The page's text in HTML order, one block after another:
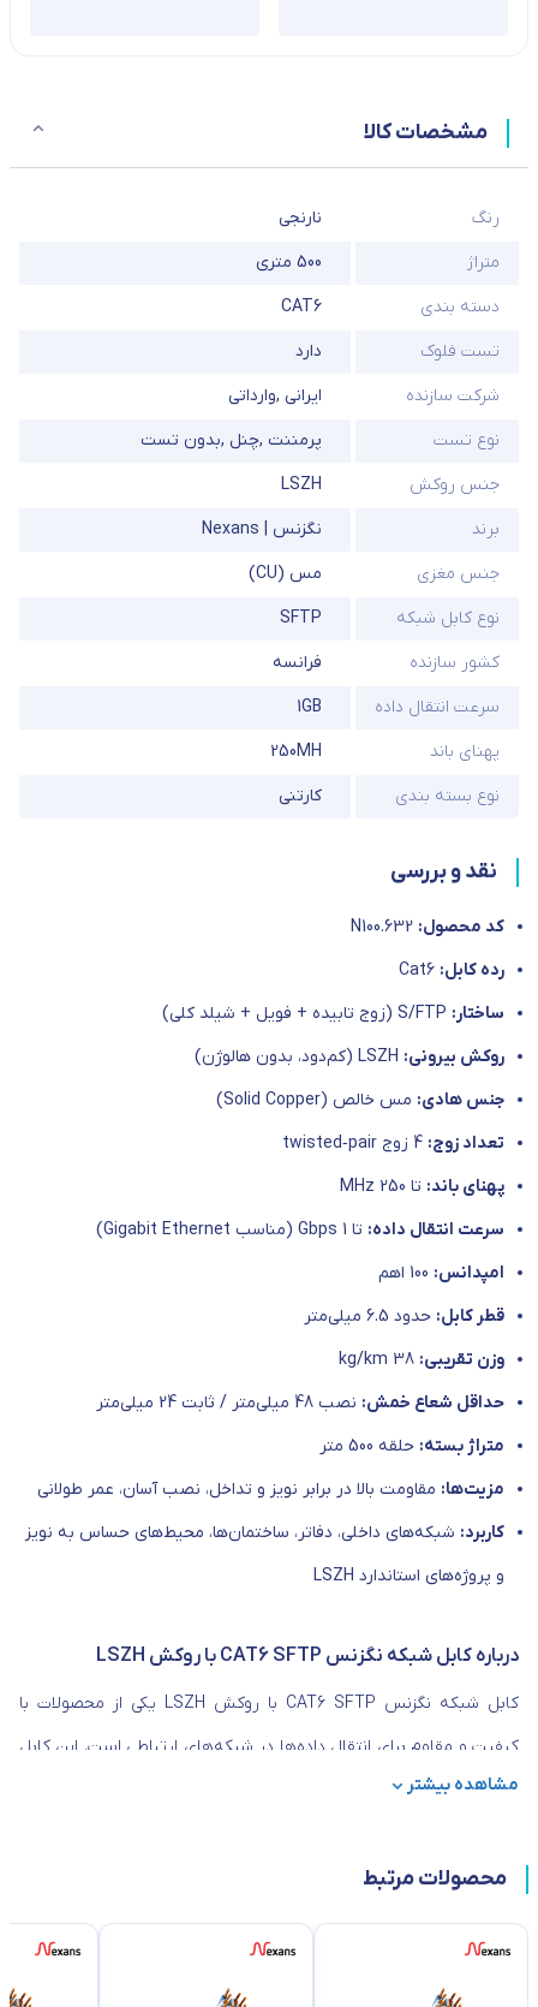
مشخصات کالا
رنگ
نارنجی
متراژ
500 متری
دسته بندی
CAT6
تست فلوک
دارد
شرکت سازنده
ایرانی ,وارداتی
نوع تست
پرمننت ,چنل ,بدون تست
جنس روکش
LSZH
برند
نگزنس | Nexans
جنس مغزی
مس (CU)
نوع کابل شبکه
SFTP
کشور سازنده
فرانسه
سرعت انتقال داده
1GB
پهنای باند
250MH
نوع بسته بندی
کارتنی
نقد و بررسی
کد محصول:
رده کابل:
ساختار:
روکش بیرونی:
جنس هادی: مس خالص (Solid Copper)
تعداد زوج:
پهنای باند: تا 250 MHz
سرعت انتقال داده: تا 1 Gbps (مناسب Gigabit Ethernet)
امپدانس:
قطر کابل: حدود 6.5 میلی‌متر
وزن تقریبی:
حداقل شعاع خمش: نصب 48 میلی‌متر / ثابت 24 میلی‌متر
متراژ بسته: حلقه 500 متر
مزیت‌ها: مقاومت بالا در برابر نویز و تداخل، نصب آسان، عمر طولانی
کاربرد: شبکه‌های داخلی، دفاتر، ساختمان‌ها، محیط‌های حساس به نویز
و پروژه‌های استاندارد LSZH
درباره کابل شبکه نگزنس CAT6 SFTP با روکش LSZH
کابل شبکه نگزنس CAT6 SFTP با روکش LSZH یکی از محصولات با
کیفیت و مقاوم برای انتقال داده‌ها در شبکه‌های ارتباطی است. این کابل
با طراحی دقیق و استفاده از چهار زوج سیم مسی، توانایی انتقال داده‌ها با
کابل، شیلدینگ آن است که به کمک فویل آلومینیومی و شیلد فردی هر
زوج سیم، از تداخل‌های الکترومغناطیسی جلوگیری می‌کند و کیفیت
انتقال اطلاعات را تضمین می‌کند.
مشاهده بیشتر
محصولات مرتبط